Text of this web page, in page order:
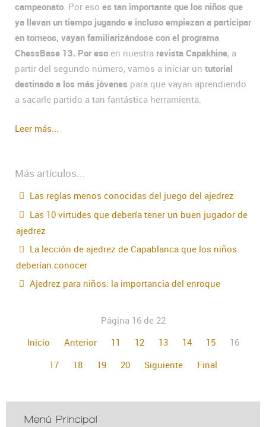
campeonato. Por eso es tan importante que los niños que
ya llevan un tiempo jugando e incluso empiezan a participar
en torneos, vayan familiarizándose con el programa
ChessBase 13. Por eso en nuestra revista Capakhine, a
partir del segundo número, vamos a iniciar un tutorial
destinado a los más jóvenes para que vayan aprendiendo
a sacarle partido a tan fantástica herramienta.
Leer más...
Más artículos...
Las reglas menos conocidas del juego del ajedrez
Las 10 virtudes que debería tener un buen jugador de
ajedrez
La lección de ajedrez de Capablanca que los niños
deberían conocer
Ajedrez para niños: la importancia del enroque
Página 16 de 22
Inicio
Anterior 11 12 13 14 15
16
17
18 19 20 Siguiente Final
Menú Principal